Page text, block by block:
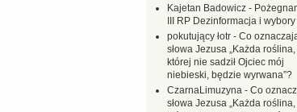
Kajetan Badowicz -
III RP Dezinformacja i wybory
pokutujący łotr - Co
słowa Jezusa „Każda roślina,
której nie sadził Ojciec mój
niebieski, będzie wyrwana”?
CzarnaLimuzyna - Co
słowa Jezusa „Każda roślina,